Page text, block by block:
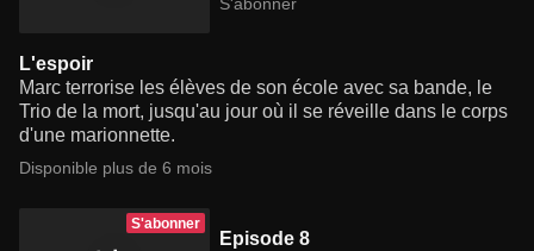
L'espoir
Marc terrorise les élèves de son école avec sa bande, le
Trio de la mort, jusqu'au jour où il se réveille dans le corps
d'une marionnette.
Disponible plus de 6 mois
S'abonner
Episode 8